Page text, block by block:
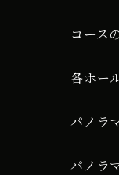
コース
各ホー
パノラ
パノラ